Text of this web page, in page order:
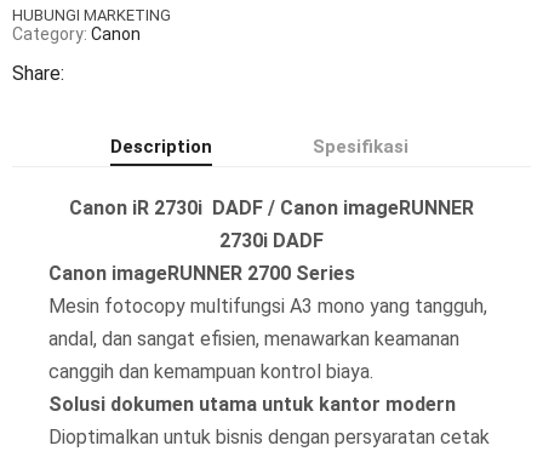
HUBUNGI MARKETING
Category: Canon
Share:
Description Spesifikasi
Canon iR 2730i DADF / Canon imageRUNNER
2730i DADF
Canon imageRUNNER 2700 Series
Mesin fotocopy multifungsi A3 mono yang tangguh,
andal, dan sangat efisien, menawarkan keamanan
canggih dan kemampuan kontrol biaya.
Solusi dokumen utama untuk kantor modern
Dioptimalkan untuk bisnis dengan persyaratan cetak